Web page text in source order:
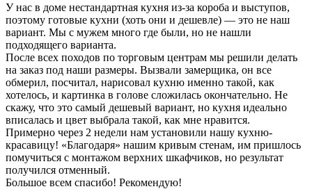
У нас в доме нестандартная кухня из-за короба и выступов,
поэтому готовые кухни (хоть они и дешевле) — это не наш
вариант. Мы с мужем много где были, но не нашли
подходящего варианта.
После всех походов по торговым центрам мы решили делать
на заказ под наши размеры. Вызвали замерщика, он все
обмерил, посчитал, нарисовал кухню именно такой, как
хотелось, и картинка в голове сложилась окончательно. Не
скажу, что это самый дешевый вариант, но кухня идеально
вписалась и цвет выбрала такой, как мне нравится.
Примерно через 2 недели нам установили нашу кухню-
красавицу! «Благодаря» нашим кривым стенам, им пришлось
помучиться с монтажом верхних шкафчиков, но результат
получился отменный.
Большое всем спасибо! Рекомендую!